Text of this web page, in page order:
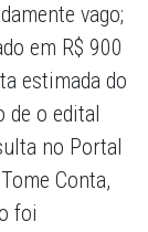
vago;
em R$ 900
estimada do
de o edital
no Portal
Conta,
foi